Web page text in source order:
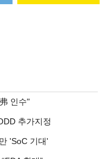
인수"
추가지정
'SoC 기대'